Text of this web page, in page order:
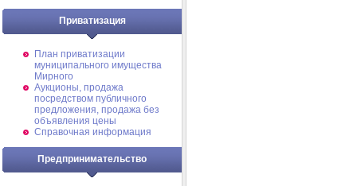
Приватизация
План приватизации
муниципального имущества
Мирного
Аукционы, продажа
посредством публичного
предложения, продажа без
объявления цены
Справочная информация
Предпринимательство